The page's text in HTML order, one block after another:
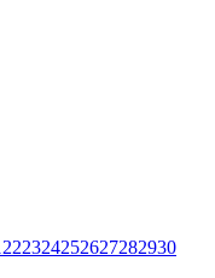
222324252627282930